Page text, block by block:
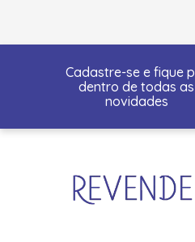
Cadastre-se e fique
dentro de todas as
novidades